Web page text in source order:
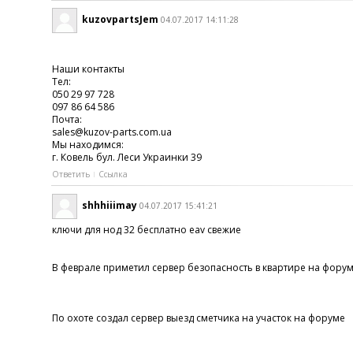
kuzovpartsJem 04.07.2017 14:11:28
Наши контакты
Тел:
050 29 97 728
097 86 64 586
Почта:
sales@kuzov-parts.com.ua
Мы находимся:
г. Ковель бул. Леси Украинки 39
Ответить Ссылка
shhhiiimay 04.07.2017 15:41:21
ключи для нод 32 бесплатно eav свежие
В феврале приметил сервер безопасность в квартире на
По охоте создал сервер выезд сметчика на участок на форуме